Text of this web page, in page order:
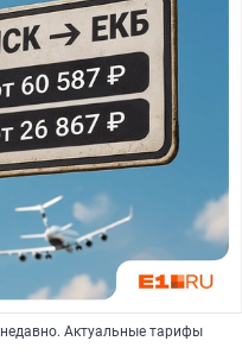
Актуальные тарифы